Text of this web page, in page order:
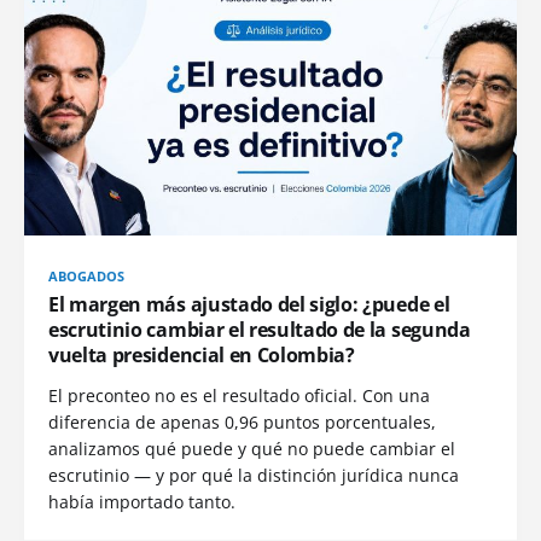
ABOGADOS
El margen más ajustado del siglo: ¿puede el
escrutinio cambiar el resultado de la segunda
vuelta presidencial en Colombia?
El preconteo no es el resultado oficial. Con una
diferencia de apenas 0,96 puntos porcentuales,
analizamos qué puede y qué no puede cambiar el
escrutinio — y por qué la distinción jurídica nunca
había importado tanto.